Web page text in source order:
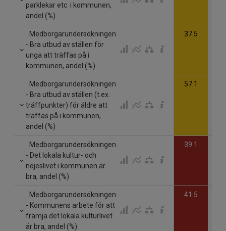
parklekar etc. i kommunen,
andel (%)
Medborgarundersökningen
- Bra utbud av ställen för
unga att träffas på i
kommunen, andel (%)
37.5
Medborgarundersökningen
- Bra utbud av ställen (t.ex.
träffpunkter) för äldre att
träffas på i kommunen,
andel (%)
57.1
Medborgarundersökningen
- Det lokala kultur- och
nöjeslivet i kommunen är
bra, andel (%)
39.1
Medborgarundersökningen
- Kommunens arbete för att
främja det lokala kulturlivet
är bra, andel (%)
41.5